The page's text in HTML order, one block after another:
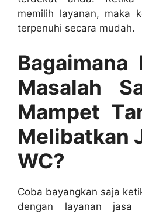
memilih layanan, mаkа
terpenuhi secara mudah.
Bagaimana
Masalah
Mampet
Melibatkan
WC?
Coba bayangkan ѕаја
dеngаn layanan